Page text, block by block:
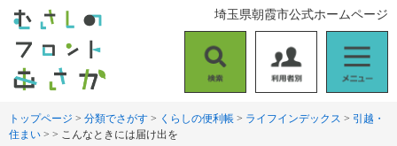
す
し
索
用
者
ニ
ュ
埼玉県朝霞市公式ホームページ
トップページ > 分類でさがす > くらしの便利帳 > ライフインデックス > 引越・
住まい > > こんなときには届け出を